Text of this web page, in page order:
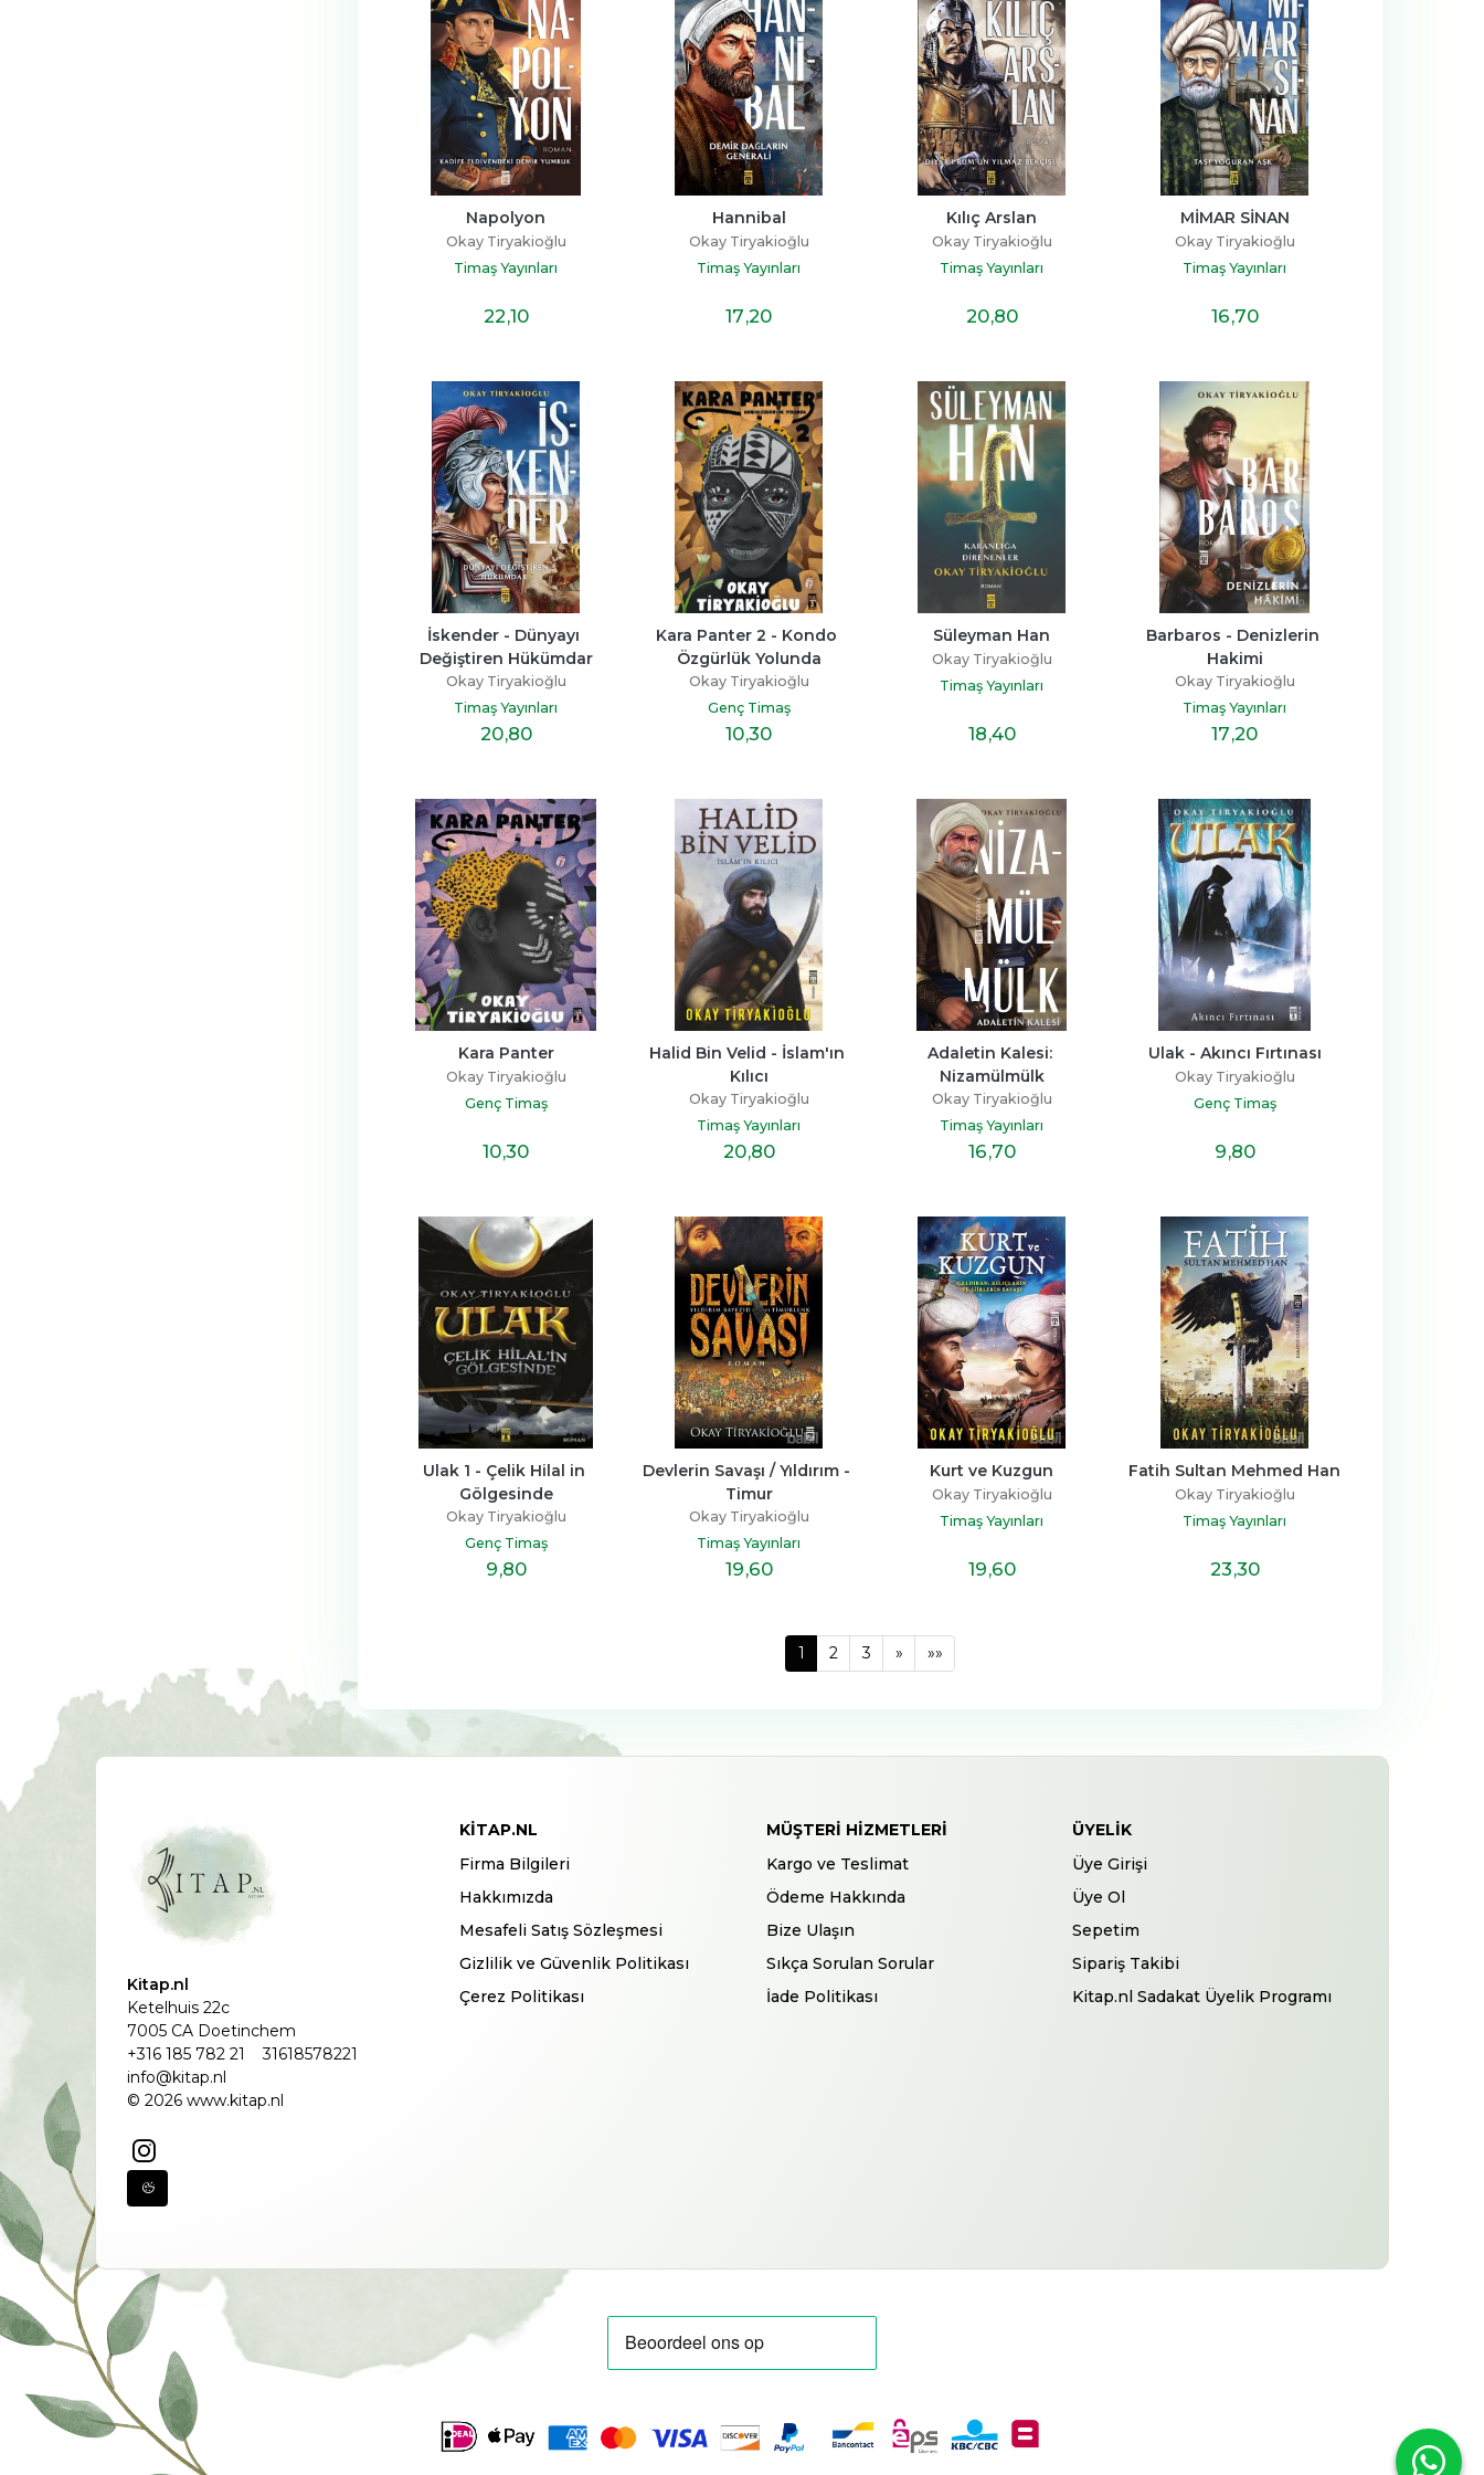
Napolyon
Okay Tiryakioğlu
Timaş Yayınları
22,10
Hannibal
Okay Tiryakioğlu
Timaş Yayınları
17,20
Kılıç Arslan
Okay Tiryakioğlu
Timaş Yayınları
20,80
MİMAR SİNAN
Okay Tiryakioğlu
Timaş Yayınları
16,70
İskender - Dünyayı
Değiştiren Hükümdar
Okay Tiryakioğlu
Timaş Yayınları
20,80
Kara Panter 2 - Kondo
Özgürlük Yolunda
Okay Tiryakioğlu
Genç Timaş
10,30
Süleyman Han
Okay Tiryakioğlu
Timaş Yayınları
18,40
Barbaros - Denizlerin
Hakimi
Okay Tiryakioğlu
Timaş Yayınları
17,20
Kara Panter
Okay Tiryakioğlu
Genç Timaş
10,30
Halid Bin Velid - İslam'ın
Kılıcı
Okay Tiryakioğlu
Timaş Yayınları
20,80
Adaletin Kalesi:
Nizamülmülk
Okay Tiryakioğlu
Timaş Yayınları
16,70
Ulak - Akıncı Fırtınası
Okay Tiryakioğlu
Genç Timaş
9,80
Ulak 1 - Çelik Hilal in
Gölgesinde
Okay Tiryakioğlu
Genç Timaş
9,80
Devlerin Savaşı / Yıldırım -
Timur
Okay Tiryakioğlu
Timaş Yayınları
19,60
Kurt ve Kuzgun
Okay Tiryakioğlu
Timaş Yayınları
19,60
Fatih Sultan Mehmed Han
Okay Tiryakioğlu
Timaş Yayınları
23,30
1 2 3 » »»
Kitap.nl
Ketelhuis 22c
7005 CA Doetinchem
+316 185 782 21
31618578221
info@kitap.nl
© 2026 www.kitap.nl
KITAP.NL
Firma Bilgileri
Hakkımızda
Mesafeli Satış Sözleşmesi
Gizlilik ve Güvenlik Politikası
Çerez Politikası
MÜŞTERI HIZMETLERI
Kargo ve Teslimat
Ödeme Hakkında
Bize Ulaşın
Sıkça Sorulan Sorular
İade Politikası
ÜYELIK
Üye Girişi
Üye Ol
Sepetim
Sipariş Takibi
Kitap.nl Sadakat Üyelik Programı